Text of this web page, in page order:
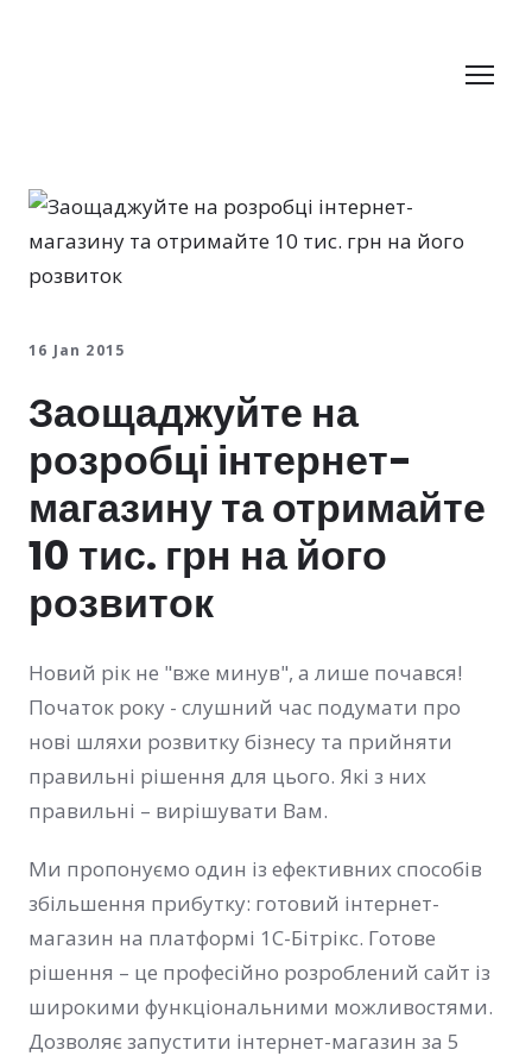
16 Jan 2015
Заощаджуйте на
розробці інтернет-
магазину та отримайте
10 тис. грн на його
розвиток
Новий рік не "вже минув", а лише почався!
Початок року - слушний час подумати про
нові шляхи розвитку бізнесу та прийняти
правильні рішення для цього. Які з них
правильні – вирішувати Вам.
Ми пропонуємо один із ефективних способів
збільшення прибутку: готовий інтернет-
магазин на платформі 1С-Бітрікс. Готове
рішення – це професійно розроблений сайт із
широкими функціональними можливостями.
Дозволяє запустити інтернет-магазин за 5